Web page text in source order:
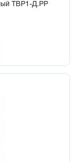
ТВР1-Д.РР